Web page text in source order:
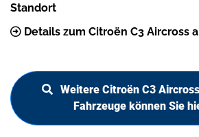
Standort
Details zum Citroën C3 Aircross
Weitere Citroën C3
Fahrzeuge können Sie